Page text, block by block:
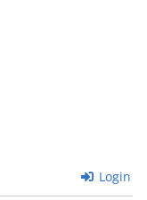
Login